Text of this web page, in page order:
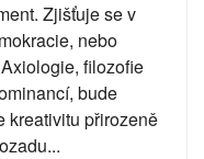
Zjišťuje se v
nebo
filozofie
bude
kreativitu přirozeně